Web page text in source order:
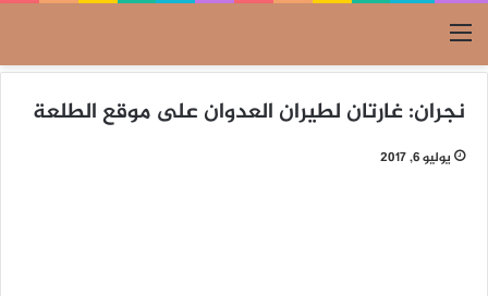
القائمة
نجران: غارتان لطيران العدوان على موقع الطلعة
يوليو 6, 2017